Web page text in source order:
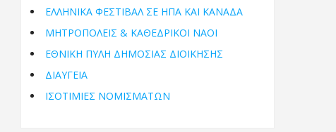
ΕΛΛΗΝΙΚΆ ΦΕΣΤΙΒΆΛ ΣΕ ΗΠΑ ΚΑΙ ΚΑΝΑΔΑ
ΜΗΤΡΟΠΌΛΕΙΣ & ΚΑΘΕΔΡΙΚΟΊ ΝΑΟΊ
ΕΘΝΙΚΉ ΠΎΛΗ ΔΗΜΌΣΙΑΣ ΔΙΟΊΚΗΣΗΣ
ΔΙΑΥΓΕΙΑ
ΙΣΟΤΙΜΙΕΣ ΝΟΜΙΣΜΑΤΩΝ